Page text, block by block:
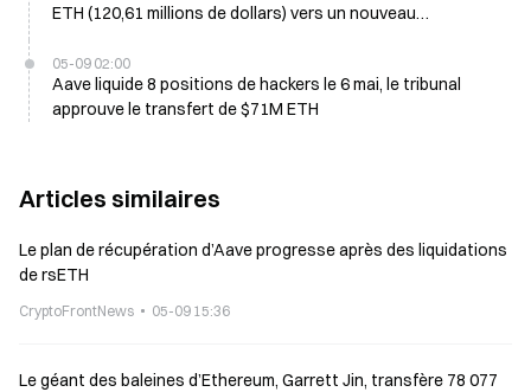
ETH (120,61 millions de dollars) vers un nouveau
05-09 02:00
Aave liquide 8 positions de hackers le 6 mai, le tribunal
approuve le transfert de $71M ETH
Articles similaires
Le plan de récupération d’Aave progresse après des liquidations
de rsETH
CryptoFrontNews 05-09 15:36
Le géant des baleines d’Ethereum, Garrett Jin, transfère 78 077